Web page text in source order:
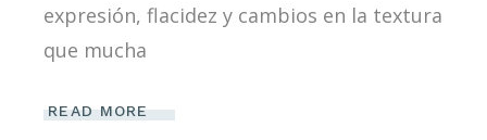
expresión, flacidez y cambios en la textura
que mucha
READ MORE